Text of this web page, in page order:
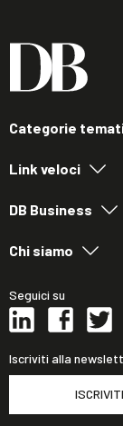
Categorie
Link veloci
DB Business
Chi siamo
Seguici su
Iscriviti alla
ISCRIVITI